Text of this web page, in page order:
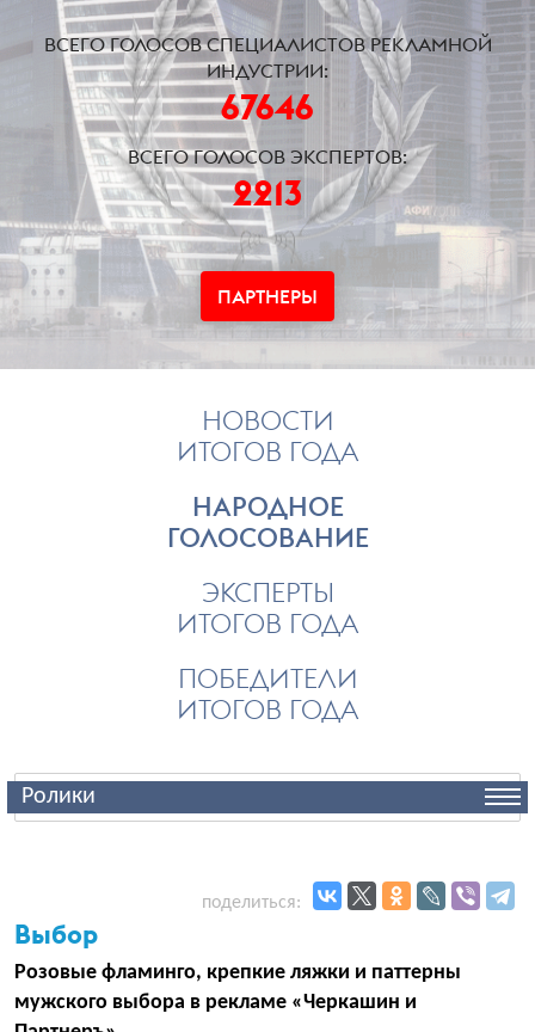
ВСЕГО ГОЛОСОВ СПЕЦИАЛИСТОВ РЕКЛАМНОЙ
ИНДУСТРИИ:
67646
ВСЕГО ГОЛОСОВ ЭКСПЕРТОВ:
2213
ПАРТНЕРЫ
НОВОСТИ
ИТОГОВ ГОДА
НАРОДНОЕ
ГОЛОСОВАНИЕ
ЭКСПЕРТЫ
ИТОГОВ ГОДА
ПОБЕДИТЕЛИ
ИТОГОВ ГОДА
Ролики
поделиться:
Выбор
Розовые фламинго, крепкие ляжки и паттерны
мужского выбора в рекламе «Черкашин и